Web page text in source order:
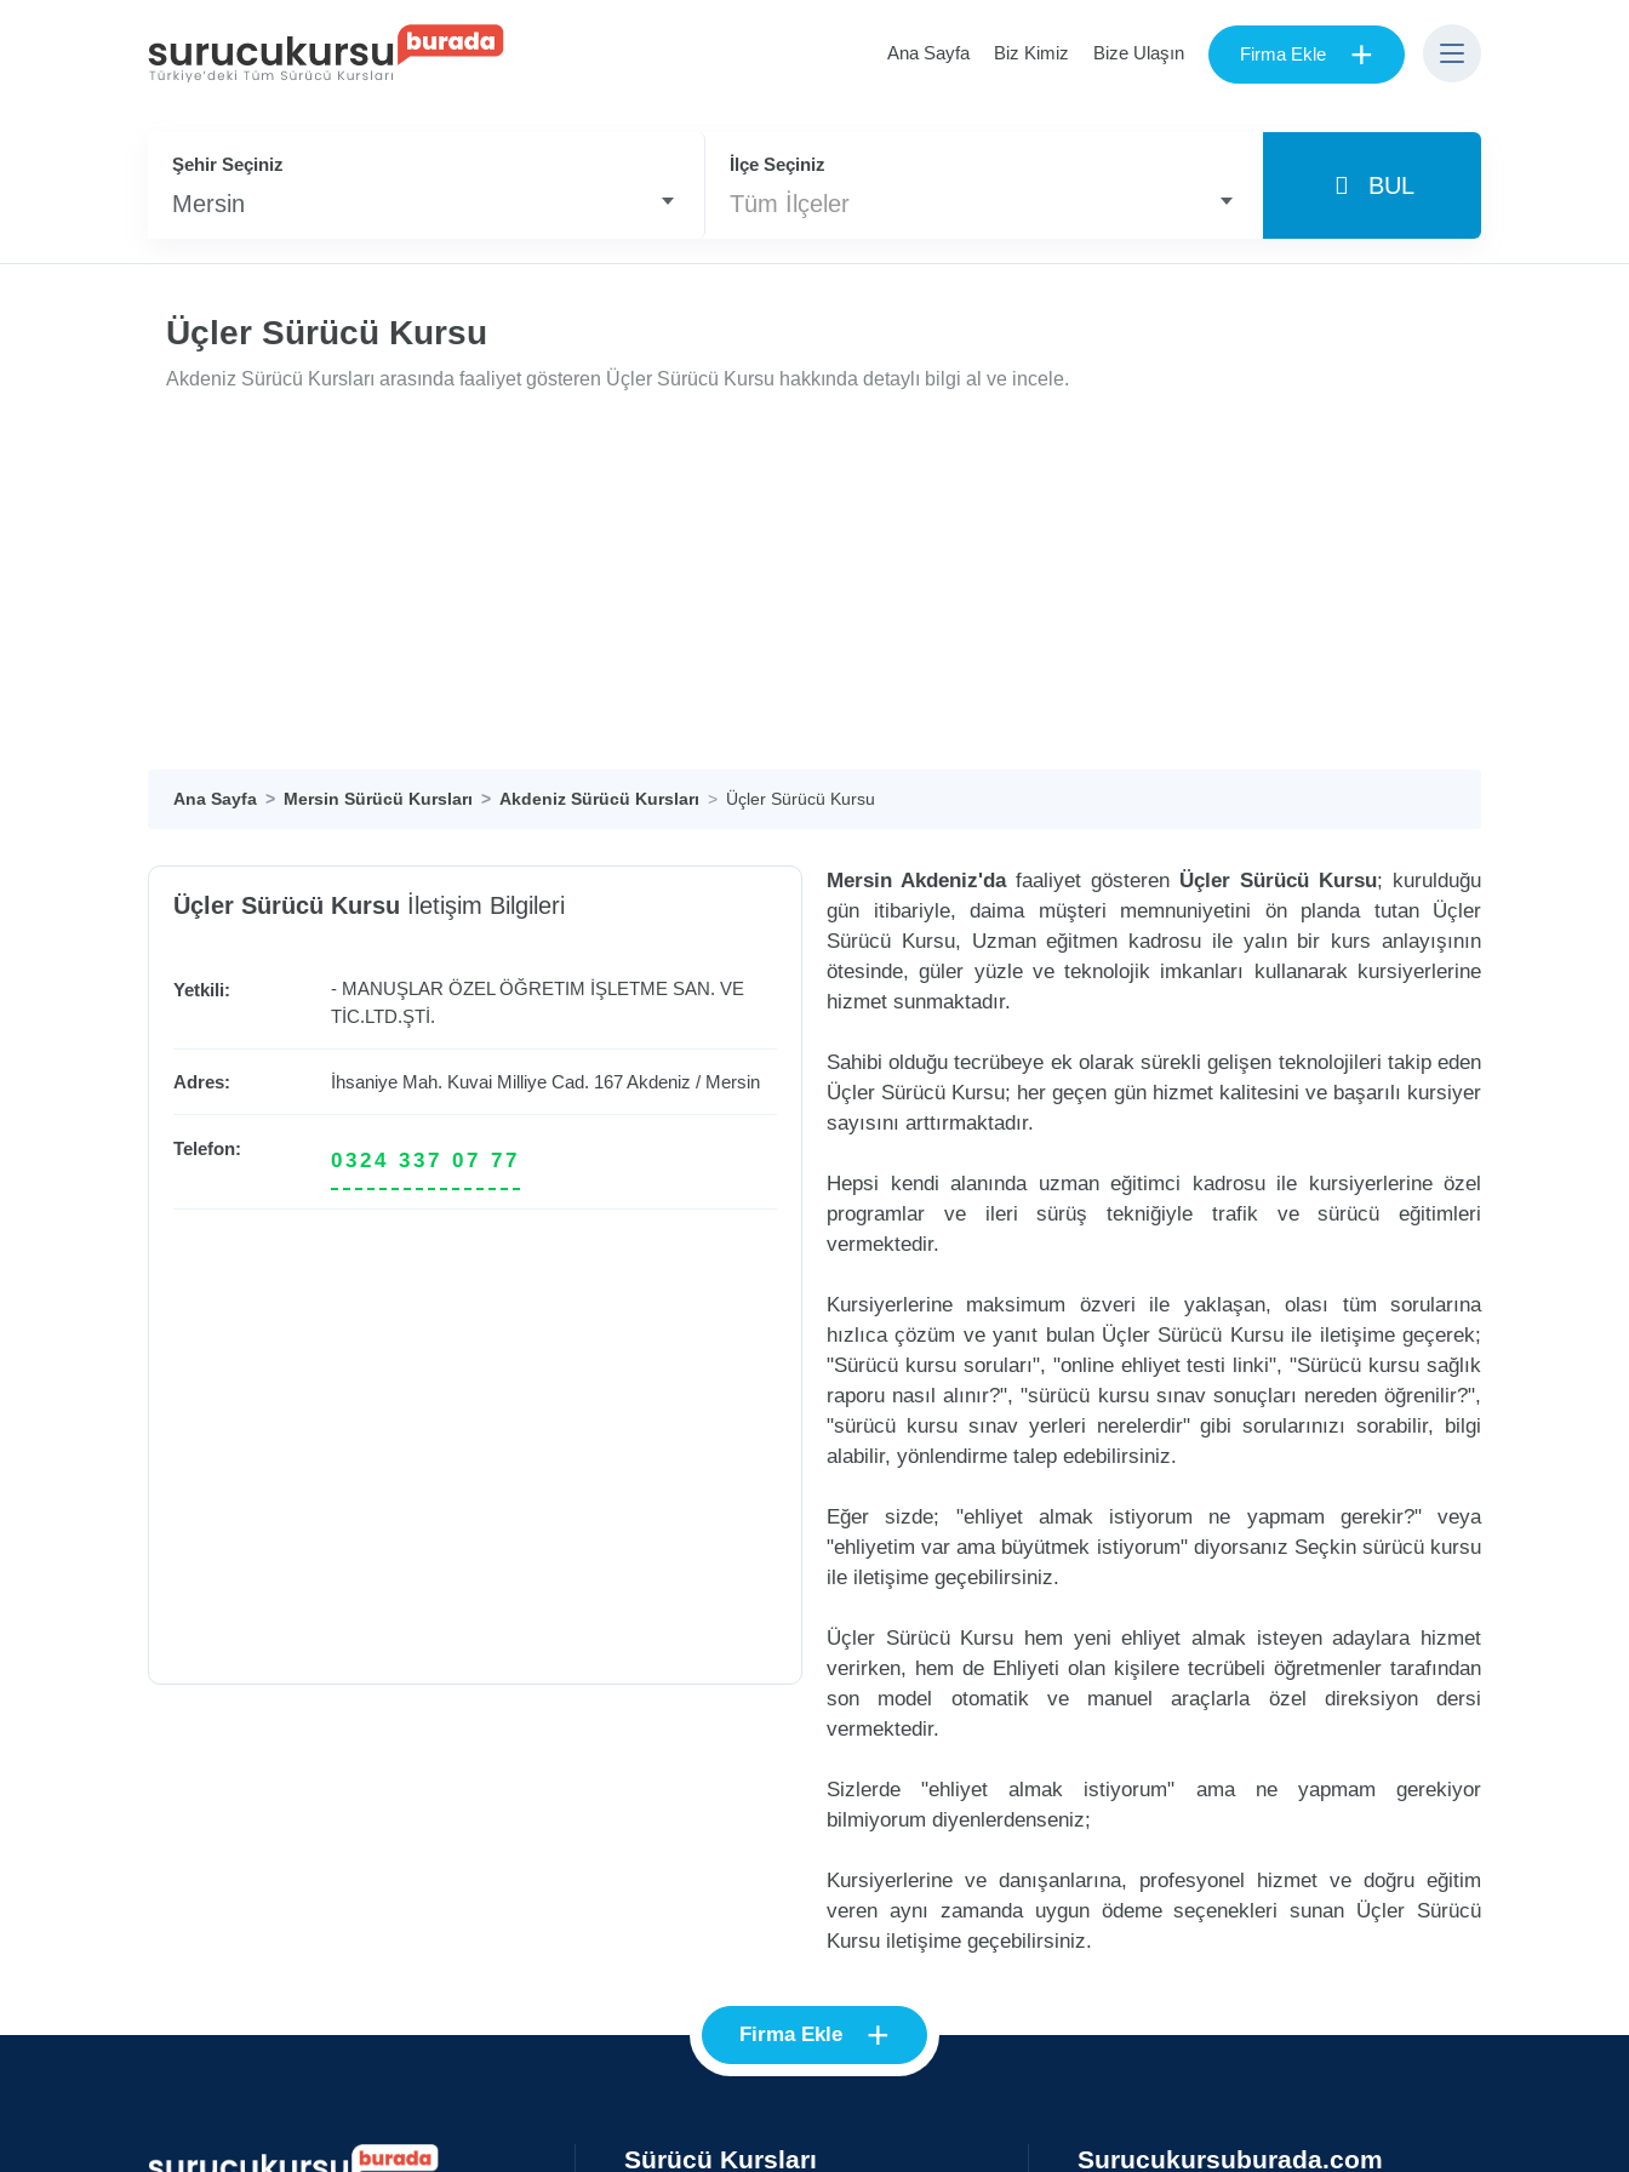
Ana Sayfa Biz Kimiz Bize Ulaşın Firma Ekle +
Şehir Seçiniz
Mersin
İlçe Seçiniz
Tüm İlçeler
BUL
Üçler Sürücü Kursu
Akdeniz Sürücü Kursları arasında faaliyet gösteren Üçler Sürücü Kursu hakkında detaylı bilgi al ve incele.
Ana Sayfa Mersin Sürücü Kursları Akdeniz Sürücü Kursları Üçler Sürücü Kursu
Üçler Sürücü Kursu İletişim Bilgileri
Yetkili:
- MANUŞLAR ÖZEL ÖĞRETIM İŞLETME SAN. VE
TİC.LTD.ŞTİ.
Adres: İhsaniye Mah. Kuvai Milliye Cad. 167Akdeniz / Mersin
Telefon:
0324 337 07 77
Mersin Akdeniz'dafaaliyet gösteren Üçler Sürücü Kursu; kurulduğu
gün itibariyle, daima müşteri memnuniyetini ön planda tutan Üçler
Sürücü Kursu, Uzman eğitmen kadrosu ile yalın bir kurs anlayışının
ötesinde, güler yüzle ve teknolojik imkanları kullanarak kursiyerlerine
hizmet sunmaktadır.
Sahibi olduğu tecrübeye ek olarak sürekli gelişen teknolojileri takip eden
Üçler Sürücü Kursu; her geçen gün hizmet kalitesini ve başarılı kursiyer
sayısını arttırmaktadır.
Hepsi kendi alanında uzman eğitimci kadrosu ile kursiyerlerine özel
programlar ve ileri sürüş tekniğiyle trafik ve sürücü eğitimleri
vermektedir.
Kursiyerlerine maksimum özveri ile yaklaşan, olası tüm sorularına
hızlıca çözüm ve yanıt bulan Üçler Sürücü Kursu ile iletişime geçerek;
"Sürücü kursu soruları", "online ehliyet testi linki", "Sürücü kursu sağlık
raporu nasıl alınır?", "sürücü kursu sınav sonuçları nereden öğrenilir?",
"sürücü kursu sınav yerleri nerelerdir" gibi sorularınızı sorabilir, bilgi
alabilir, yönlendirme talep edebilirsiniz.
Eğer sizde; "ehliyet almak istiyorum ne yapmam gerekir?" veya
"ehliyetim var ama büyütmek istiyorum" diyorsanız Seçkin sürücü kursu
ile iletişime geçebilirsiniz.
Üçler Sürücü Kursu hem yeni ehliyet almak isteyen adaylara hizmet
verirken, hem de Ehliyeti olan kişilere tecrübeli öğretmenler tarafından
son model otomatik ve manuel araçlarla özel direksiyon dersi
vermektedir.
Sizlerde "ehliyet almak istiyorum" ama ne yapmam gerekiyor
bilmiyorum diyenlerdenseniz;
Kursiyerlerine ve danışanlarına, profesyonel hizmet ve doğru eğitim
veren aynı zamanda uygun ödeme seçenekleri sunan Üçler Sürücü
Kursu iletişime geçebilirsiniz.
Firma Ekle +
Sürücü Kursları Surucukursuburada.com